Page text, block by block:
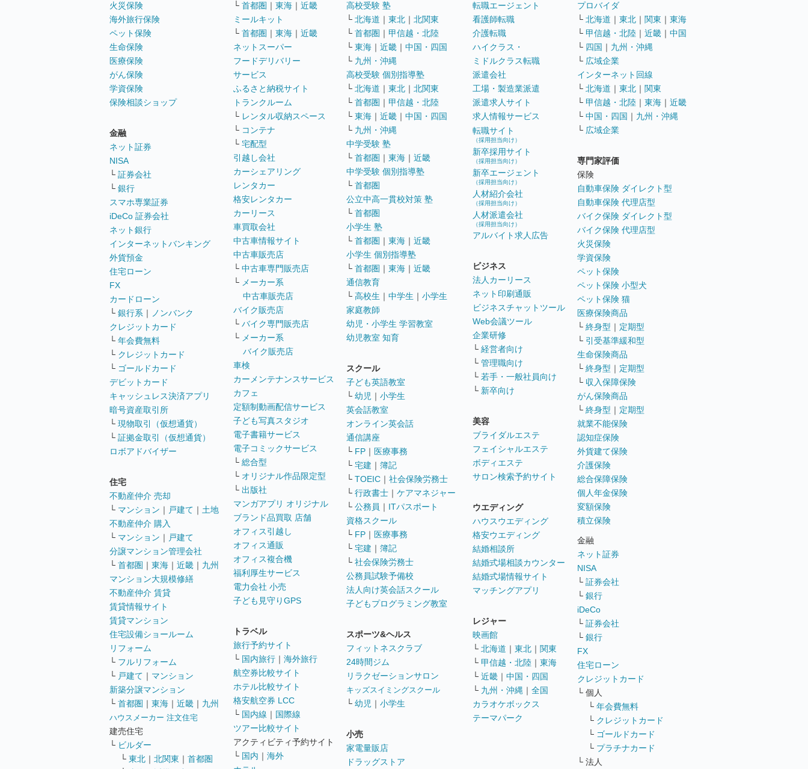
火災保険
海外旅行保険
ペット保険
生命保険
医療保険
がん保険
学資保険
保険相談ショップ
金融
ネット証券
NISA
└ 証券会社
└ 銀行
スマホ専業証券
iDeCo 証券会社
ネット銀行
インターネットバンキング
外貨預金
住宅ローン
FX
カードローン
└ 銀行系 ｜
ノンバンク
クレジットカード
└ 年会費無料
└ クレジットカード
└ ゴールドカード
デビットカード
キャッシュレス決済アプリ
暗号資産取引所
└ 現物取引（仮想通貨）
└ 証拠金取引（仮想通貨）
ロボアドバイザー
住宅
不動産仲介 売却
└ マンション ｜ 戸建て ｜ 土地
不動産仲介 購入
└ マンション ｜ 戸建て
分譲マンション管理会社
└ 首都圏 ｜ 東海 ｜ 近畿 ｜ 九州
マンション大規模修繕
不動産仲介 賃貸
賃貸情報サイト
賃貸マンション
住宅設備ショールーム
リフォーム
└ フルリフォーム
└ 戸建て ｜ マンション
新築分譲マンション
└ 首都圏 ｜ 東海 ｜ 近畿 ｜ 九州
ハウスメーカー 注文住宅
建売住宅
└ ビルダー
└ 東北 ｜ 北関東 ｜ 首都圏
└ 首都圏 ｜ 東海 ｜ 近畿
ミールキット
└ 首都圏 ｜ 東海 ｜ 近畿
ネットスーパー
フードデリバリー
サービス
ふるさと納税サイト
トランクルーム
└ レンタル収納スペース
└ コンテナ
└ 宅配型
引越し会社
カーシェアリング
レンタカー
格安レンタカー
カーリース
車買取会社
中古車情報サイト
中古車販売店
└ 中古車専門販売店
└ メーカー系
中古車販売店
バイク販売店
└ バイク専門販売店
└ メーカー系
バイク販売店
車検
カーメンテナンスサービス
カフェ
定額制動画配信サービス
子ども写真スタジオ
電子書籍サービス
電子コミックサービス
└ 総合型
└ オリジナル作品限定型
└ 出版社
マンガアプリ オリジナル
ブランド品買取 店舗
オフィス引越し
オフィス通販
オフィス複合機
福利厚生サービス
電力会社 小売
子ども見守りGPS
トラベル
旅行予約サイト
└ 国内旅行 ｜ 海外旅行
航空券比較サイト
ホテル比較サイト
格安航空券 LCC
└ 国内線 ｜ 国際線
ツアー比較サイト
アクティビティ予約サイト
└ 国内 ｜ 海外
高校受験 塾
└ 北海道 ｜ 東北 ｜ 北関東
└ 首都圏 ｜ 甲信越・北陸
└ 東海 ｜ 近畿 ｜ 中国・四国
└ 九州・沖縄
高校受験 個別指導塾
└ 北海道 ｜ 東北 ｜ 北関東
└ 首都圏 ｜ 甲信越・北陸
└ 東海 ｜ 近畿 ｜ 中国・四国
└ 九州・沖縄
中学受験 塾
└ 首都圏 ｜ 東海 ｜ 近畿
中学受験 個別指導塾
└ 首都圏
公立中高一貫校対策 塾
└ 首都圏
小学生 塾
└ 首都圏 ｜ 東海 ｜ 近畿
小学生 個別指導塾
└ 首都圏 ｜ 東海 ｜ 近畿
通信教育
└ 高校生 ｜ 中学生 ｜ 小学生
家庭教師
幼児・小学生 学習教室
幼児教室 知育
スクール
子ども英語教室
└ 幼児 ｜ 小学生
英会話教室
オンライン英会話
通信講座
└ FP ｜ 医療事務
└ 宅建 ｜ 簿記
└ TOEIC ｜ 社会保険労務士
└ 行政書士 ｜ ケアマネジャー
└ 公務員 ｜ ITパスポート
資格スクール
└ FP ｜ 医療事務
└ 宅建 ｜ 簿記
└ 社会保険労務士
公務員試験予備校
法人向け英会話スクール
子どもプログラミング教室
スポーツ&ヘルス
フィットネスクラブ
24時間ジム
リラクゼーションサロン
キッズスイミングスクール
└ 幼児 ｜ 小学生
小売
家電量販店
ドラッグストア
転職エージェント
看護師転職
介護転職
ハイクラス・
ミドルクラス転職
派遣会社
工場・製造業派遣
派遣求人サイト
求人情報サービス
転職サイト
（採用担当向け）
新卒採用サイト
（採用担当向け）
新卒エージェント
（採用担当向け）
人材紹介会社
（採用担当向け）
人材派遣会社
（採用担当向け）
アルバイト求人広告
ビジネス
法人カーリース
ネット印刷通販
ビジネスチャットツール
Web会議ツール
企業研修
└ 経営者向け
└ 管理職向け
└ 若手・一般社員向け
└ 新卒向け
美容
ブライダルエステ
フェイシャルエステ
ボディエステ
サロン検索予約サイト
ウエディング
ハウスウエディング
格安ウエディング
結婚相談所
結婚式場相談カウンター
結婚式場情報サイト
マッチングアプリ
レジャー
映画館
└ 北海道 ｜ 東北 ｜ 関東
└ 甲信越・北陸 ｜ 東海
└ 近畿 ｜ 中国・四国
└ 九州・沖縄 ｜ 全国
カラオケボックス
テーマパーク
プロバイダ
└ 北海道 ｜ 東北 ｜ 関東 ｜ 東海
└ 甲信越・北陸 ｜ 近畿 ｜ 中国
└ 四国 ｜ 九州・沖縄
└ 広域企業
インターネット回線
└ 北海道 ｜ 東北 ｜ 関東
└ 甲信越・北陸 ｜ 東海 ｜ 近畿
└ 中国・四国 ｜ 九州・沖縄
└ 広域企業
専門家評価
保険
自動車保険 ダイレクト型
自動車保険 代理店型
バイク保険 ダイレクト型
バイク保険 代理店型
火災保険
学資保険
ペット保険
ペット保険 小型犬
ペット保険 猫
医療保険商品
└ 終身型 ｜ 定期型
└ 引受基準緩和型
生命保険商品
└ 終身型 ｜ 定期型
└ 収入保障保険
がん保険商品
└ 終身型 ｜ 定期型
就業不能保険
認知症保険
外貨建て保険
介護保険
総合保障保険
個人年金保険
変額保険
積立保険
金融
ネット証券
NISA
└ 証券会社
└ 銀行
iDeCo
└ 証券会社
└ 銀行
FX
住宅ローン
クレジットカード
└ 個人
└ 年会費無料
└ クレジットカード
└ ゴールドカード
└ プラチナカード
└ 法人